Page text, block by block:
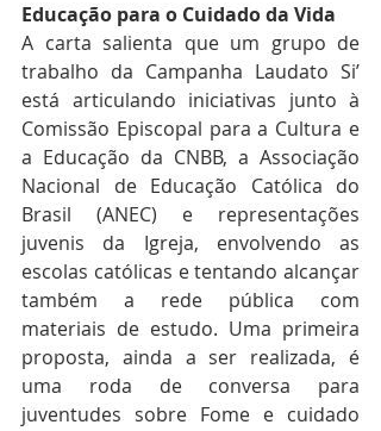
Educação para o Cuidado da Vida
A carta salienta que um grupo de
trabalho da Campanha Laudato Si’
está articulando iniciativas junto à
Comissão Episcopal para a Cultura e
a Educação da CNBB, a Associação
Nacional de Educação Católica do
Brasil (ANEC) e representações
juvenis da Igreja, envolvendo as
escolas católicas e tentando alcançar
também a rede pública com
materiais de estudo. Uma primeira
proposta, ainda a ser realizada, é
uma roda de conversa para
juventudes sobre Fome e cuidado